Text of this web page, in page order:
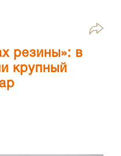
резины»: в
крупный